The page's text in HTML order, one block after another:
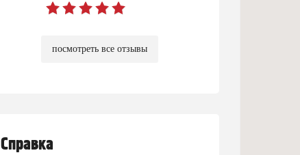
посмотреть все отзывы
Справка